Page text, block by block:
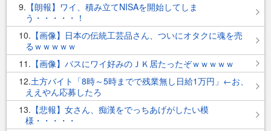
9
【朗報】ワイ、積み立てNISAを開始してしま
う・・・・・！
10
【画像】日本の伝統工芸品さん、ついにオタクに魂を売
るｗｗｗｗｗ
11
【画像】バスにワイ好みのＪＫ居たったぞｗｗｗｗｗ
12 土方バイト「8時～5時までで残業無し日給1万円」←お、
ええやん応募したろ
13
【悲報】女さん、痴漢をでっちあげがしたい模
様・・・・・